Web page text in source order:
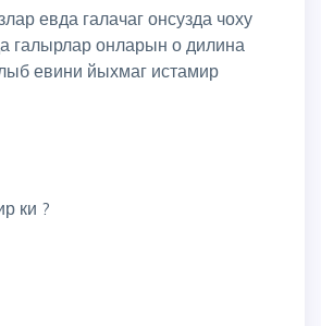
евда галачаг онсузда чоху
галырлар онларын о дилина
евини йыхмаг истамир
ки ?